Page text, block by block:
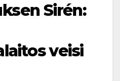
Sirén:
veisi